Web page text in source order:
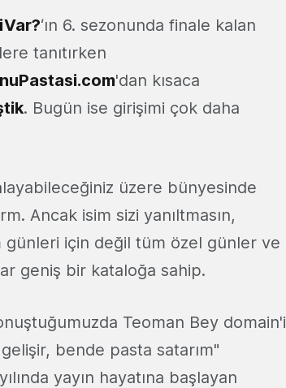
‘ın 6. sezonunda finale kalan
tanıtırken
'dan kısaca
. Bugün ise girişimi çok daha
üzere bünyesinde
Ancak isim sizi yanıltmasın,
günleri için değil tüm özel günler ve
geniş bir kataloğa sahip.
Teoman Bey domain'i
bende pasta satarım"
yayın hayatına başlayan